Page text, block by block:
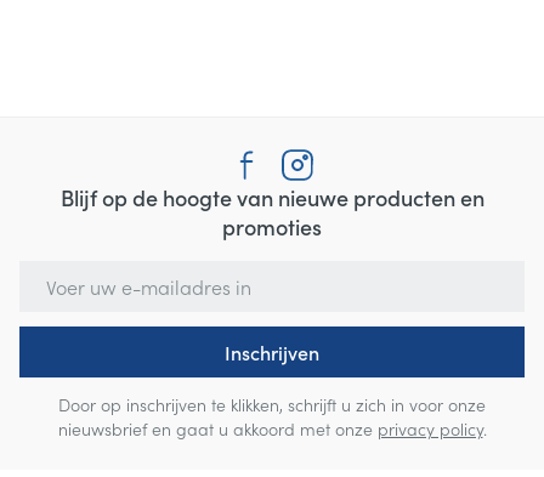
Blijf op de hoogte van nieuwe producten en
promoties
Inschrijven
Door op inschrijven te klikken, schrijft u zich in voor onze
nieuwsbrief en gaat u akkoord met onze privacy policy.